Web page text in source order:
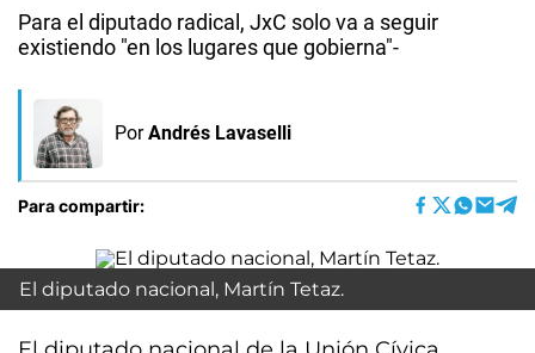
Para el diputado radical, JxC solo va a seguir
existiendo "en los lugares que gobierna"-
Por Andrés Lavaselli
Para compartir:
El diputado nacional, Martín Tetaz.